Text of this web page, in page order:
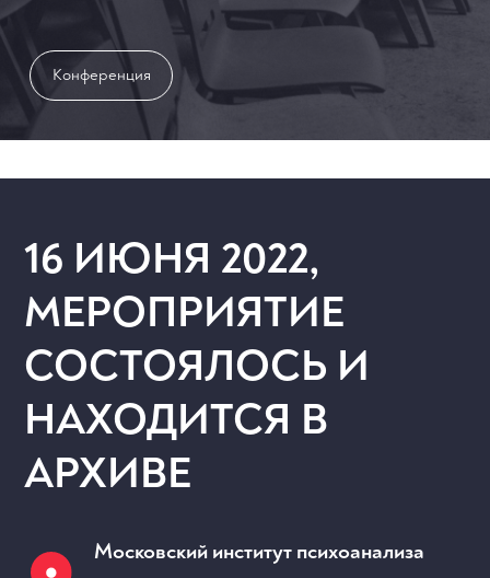
Конференция
16 ИЮНЯ 2022,
МЕРОПРИЯТИЕ
СОСТОЯЛОСЬ И
НАХОДИТСЯ В
АРХИВЕ
Московский институт психоанализа